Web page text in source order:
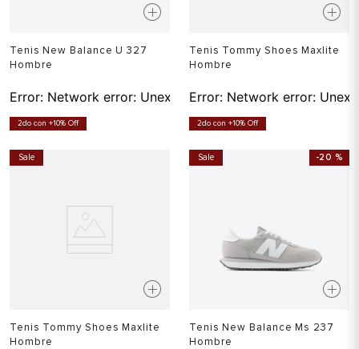
Tenis New Balance U 327
Hombre
Error: Network error: Unexpected token T in JSON at
2do con +10% Off
Tenis Tommy Shoes Maxlite
Hombre
Error: Network error:
2do con +10% Off
Sale
Tenis Tommy Shoes Maxlite
Hombre
Sale -20 %
Tenis New Balance Ms 237
Hombre